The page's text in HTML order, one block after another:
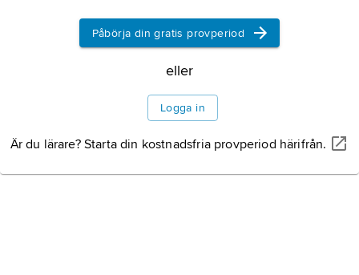
Information om artikeln
Påbörja din gratis provperiod
eller
Logga in
Är du lärare? Starta din kostnadsfria provperiod härifrån.